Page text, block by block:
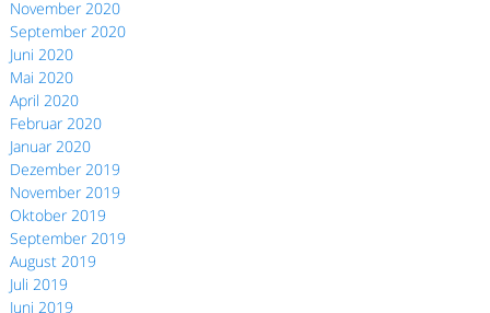
November 2020
September 2020
Juni 2020
Mai 2020
April 2020
Februar 2020
Januar 2020
Dezember 2019
November 2019
Oktober 2019
September 2019
August 2019
Juli 2019
Juni 2019